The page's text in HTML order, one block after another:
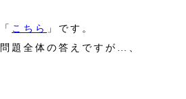
こちら
」です。
題全体の答えですが…、